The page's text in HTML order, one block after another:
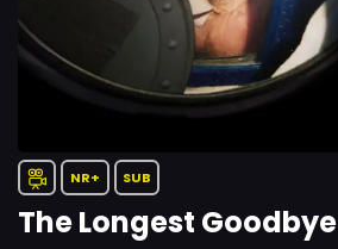
NR+ SUB
The Longest Goodbye